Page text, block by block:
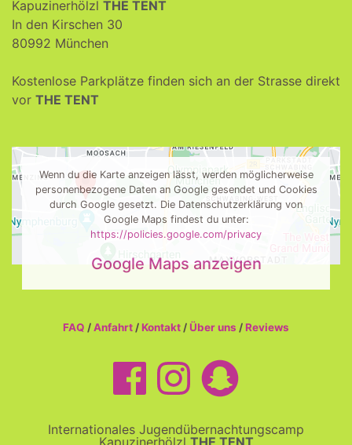
Kapuzinerhölzl THE TENT
In den Kirschen 30
80992 München
Kostenlose Parkplätze finden sich an der Strasse direkt
vor THE TENT
Wenn du die Karte anzeigen lässt, werden möglicherweise
personenbezogene Daten an Google gesendet und Cookies
durch Google gesetzt. Die Datenschutzerklärung von
Google Maps findest du unter:
https://policies.google.com/privacy
Google Maps anzeigen
FAQ /Anfahrt /Kontakt /Über uns /Reviews
Internationales Jugendübernachtungscamp